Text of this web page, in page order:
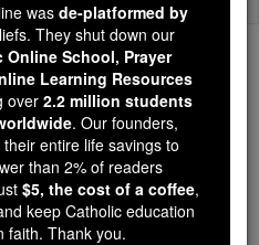
October ...
of the Rosary
Capitolo 1
was de-platformed by
They shut down our
School, Prayer
Learning Resources
over 2.2 million students
. Our founders,
entire life savings to
than 2% of readers
$5, the cost of a coffee,
keep Catholic education
faith. Thank you.